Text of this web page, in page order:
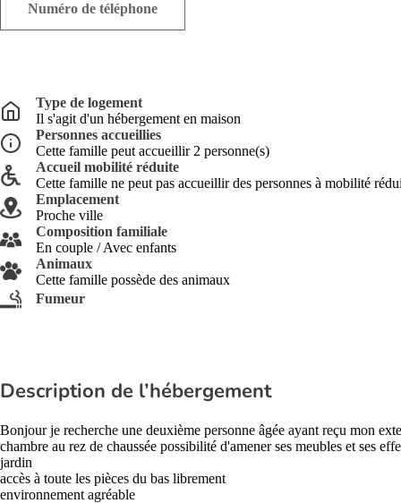
Numéro de téléphone
Type de logement
Il s'agit d'un hébergement en maison
Personnes accueillies
Cette famille peut accueillir 2 personne(s)
Accueil mobilité réduite
Cette famille ne peut pas accueillir des personnes à mobilité
Emplacement
Proche ville
Composition familiale
En couple / Avec enfants
Animaux
Cette famille possède des animaux
Fumeur
Description de l’hébergement
Bonjour je recherche une deuxième personne âgée ayant reçu mon
chambre au rez de chaussée possibilité d'amener ses meubles et ses
jardin
accès à toute les pièces du bas librement
environnement agréable